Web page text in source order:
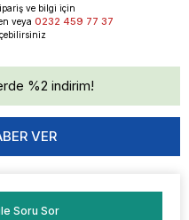
ve bilgi için
veya 0232 459 77 37
%2 indirim!
VER
Soru Sor